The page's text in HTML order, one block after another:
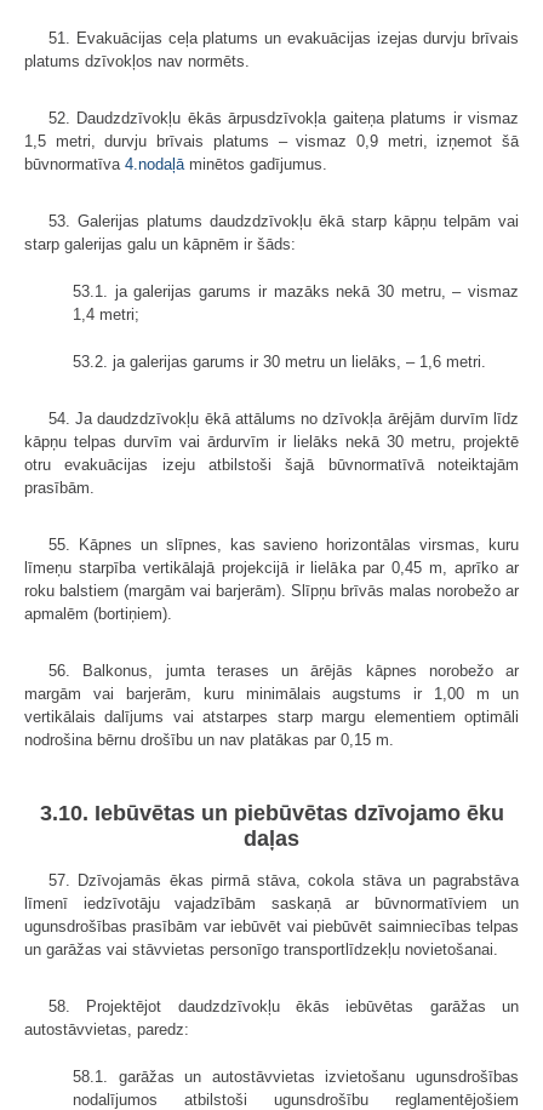
51. Evakuācijas ceļa platums un evakuācijas izejas durvju brīvais
platums dzīvokļos nav normēts.
52. Daudzdzīvokļu ēkās ārpusdzīvokļa gaiteņa platums ir vismaz
1,5 metri, durvju brīvais platums – vismaz 0,9 metri, izņemot šā
būvnormatīva 4.nodaļāminētos gadījumus.
53. Galerijas platums daudzdzīvokļu ēkā starp kāpņu telpām vai
starp galerijas galu un kāpnēm ir šāds:
53.1. ja galerijas garums ir mazāks nekā 30 metru, – vismaz
1,4 metri;
53.2. ja galerijas garums ir 30 metru un lielāks, – 1,6 metri.
54. Ja daudzdzīvokļu ēkā attālums no dzīvokļa ārējām durvīm līdz
kāpņu telpas durvīm vai ārdurvīm ir lielāks nekā 30 metru, projektē
otru evakuācijas izeju atbilstoši šajā būvnormatīvā noteiktajām
prasībām.
55. Kāpnes un slīpnes, kas savieno horizontālas virsmas, kuru
līmeņu starpība vertikālajā projekcijā ir lielāka par 0,45 m, aprīko ar
roku balstiem (margām vai barjerām). Slīpņu brīvās malas norobežo ar
apmalēm (bortiņiem).
56. Balkonus, jumta terases un ārējās kāpnes norobežo ar
margām vai barjerām, kuru minimālais augstums ir 1,00 m un
vertikālais dalījums vai atstarpes starp margu elementiem optimāli
nodrošina bērnu drošību un nav platākas par 0,15 m.
3.10. Iebūvētas un piebūvētas dzīvojamo ēku
daļas
57. Dzīvojamās ēkas pirmā stāva, cokola stāva un pagrabstāva
līmenī iedzīvotāju vajadzībām saskaņā ar būvnormatīviem un
ugunsdrošības prasībām var iebūvēt vai piebūvēt saimniecības telpas
un garāžas vai stāvvietas personīgo transportlīdzekļu novietošanai.
58. Projektējot daudzdzīvokļu ēkās iebūvētas garāžas un
autostāvvietas, paredz:
58.1. garāžas un autostāvvietas izvietošanu ugunsdrošības
nodalījumos atbilstoši ugunsdrošību reglamentējošiem